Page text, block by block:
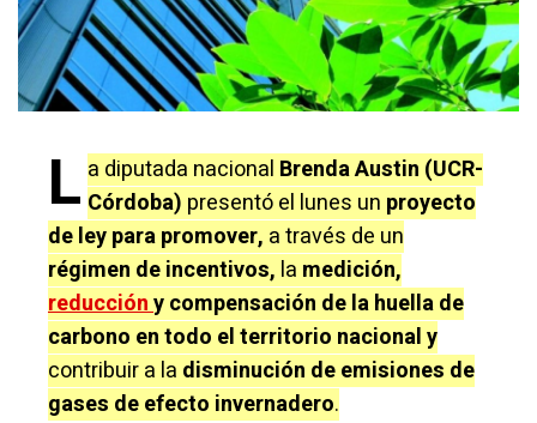
L a diputada nacional Brenda Austin (UCR-
Córdoba) presentó el lunes un proyecto
de ley para promover, a través de un
régimen de incentivos, la medición,
reduccióny compensación de la huella de
carbono en todo el territorio nacional y
contribuir a la disminución de emisiones de
gases de efecto invernadero.